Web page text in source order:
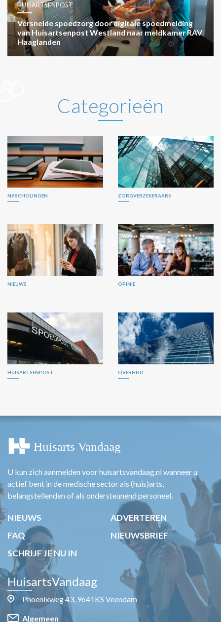
HUISARTSENPOST
Versnelde spoedzorg door digitale spoedmelding
van Huisartsenpost Westland naar meldkamer RAV
Haaglanden
Categorieën
NASCHOLINGEN ZORGVERZEKERAARS
NIEUWS OPINIE
HUISARTSENPOST OVERHEID
U kun zich aanmelden voor huisartsvandaag.nl wanneer u
actief bent in de medische sector als (huis)arts,
belangstellenden of als ondersteunend personeel.
NIEUWS
ADVERTEREN
FAQ
NIEUWSBRIEF
SCHRIJF JE NU IN
HuisartsVandaag
Phoenixweg 43, 9641KS Veendam
Algemeen